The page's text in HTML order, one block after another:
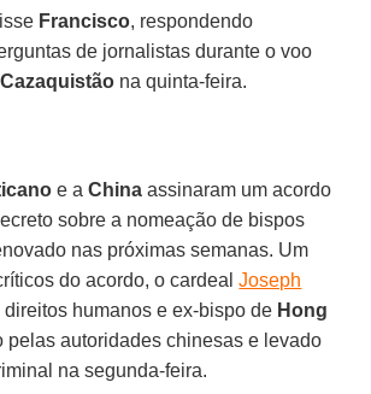
Francisco, respondendo
de jornalistas durante o voo
Cazaquistão na quinta-feira.
e aChina assinaram um acordo
sobre a nomeação de bispos
nas próximas semanas. Um
do acordo, o cardealJoseph
direitos humanos e ex-bispo de Hong
pelas autoridades chinesas e levado
na segunda-feira.